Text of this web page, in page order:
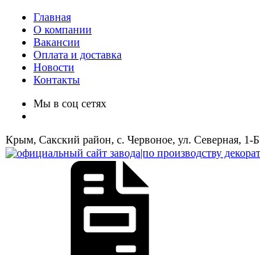
Главная
О компании
Вакансии
Оплата и доставка
Новости
Контакты
Мы в соц сетях
Крым, Сакский район, с. Червоное, ул. Северная, 1-Б